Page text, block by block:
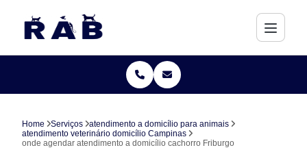
Home Serviços
atendimento a domicílio para animais
atendimento veterinário domicílio Campinas
onde agendar atendimento a domicílio cachorro Friburgo